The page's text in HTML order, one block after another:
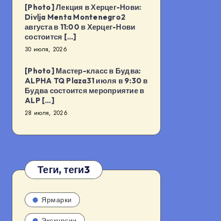
[Photo] Лекция в Херцег-Нови:
Divlja Menta Montenegro2
августа в 11:00 в Херцег-Нови
состоится […]
30 июля, 2026
[Photo] Мастер-класс в Будва:
ALPHA TQ Plaza31 июля в 9:30 в
Будва состоится мероприятие в
ALP […]
28 июля, 2026
Теги, теги3
Ярмарки